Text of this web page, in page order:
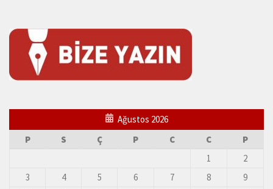
Ağustos 2026
P
S Ç P C C
P
1
2
3
4 5 6 7 8
9